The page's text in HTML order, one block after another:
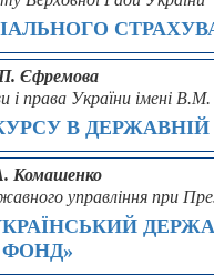
Єфремова
права України імені В.М.
В ДЕРЖАВНІЙ
Комашенко
управління при
ФОНД»